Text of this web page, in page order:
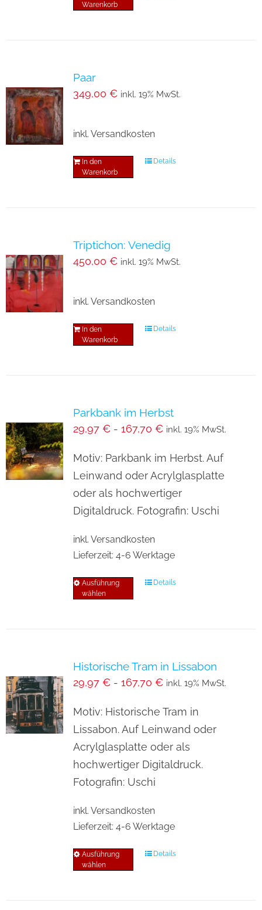
Warenkorb
Paar
349,00 € inkl. 19% MwSt.
inkl. Versandkosten
In den
Warenkorb
Details
Triptichon: Venedig
450,00 € inkl. 19% MwSt.
inkl. Versandkosten
In den
Warenkorb
Details
Parkbank im Herbst
29,97 €- 167,70 € inkl. 19% MwSt.
Motiv: Parkbank im Herbst. Auf
Leinwand oder Acrylglasplatte
oder als hochwertiger
Digitaldruck. Fotografin: Uschi
inkl. Versandkosten
Lieferzeit: 4-6 Werktage
Ausführung
wählen
Dieses
auf.
Optionen
können
auf
der
Produktseite
werden
Details
Historische Tram in Lissabon
29,97 €- 167,70 € inkl. 19% MwSt.
Motiv: Historische Tram in
Lissabon. Auf Leinwand oder
Acrylglasplatte oder als
hochwertiger Digitaldruck.
Fotografin: Uschi
inkl. Versandkosten
Lieferzeit: 4-6 Werktage
Ausführung
wählen
Dieses
Details